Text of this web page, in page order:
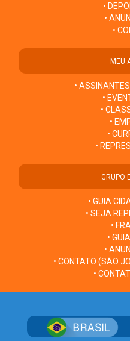
•
•
•
MEU
•
•
•
•
•
•
GRUPO
• GUIA
• SEJA
•
•
•
• CONTATO (SÃO
•